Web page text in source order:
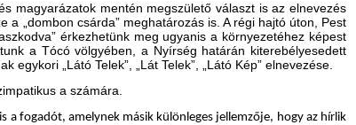
magyarázatok mentén megszülető választ is az elnevezés
„dombon csárda” meghatározás is. A régi hajtó úton, Pest
érkezhetünk meg ugyanis a környezetéhez képest
a Tócó völgyében, a Nyírség határán kiterebélyesedett
„Látó Telek”, „Lát Telek”, „Látó Kép” elnevezése.
a számára.
a fogadót, amelynek másik különleges jellemzője, hogy az hírlik